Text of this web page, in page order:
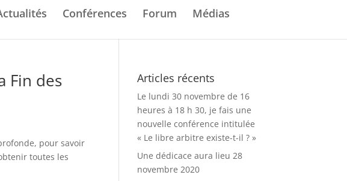
Conférences Forum Médias
Fin des
pour savoir
toutes les
Articles récents
Le lundi 30 novembre de 16
heures à 18 h 30, je fais une
nouvelle conférence intitulée
« Le libre arbitre existe-t-il ? »
Une dédicace aura lieu 28
novembre 2020